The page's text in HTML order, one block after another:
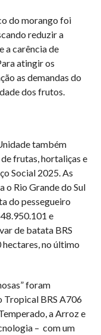
do morango foi
reduzir a
a carência de
atingir os
as demandas do
dos frutos.
também
frutas, hortaliças e
Social 2025. As
o Rio Grande do Sul
do pessegueiro
e
de batata BRS
no último
foram
Tropical BRS A706
a Arroz e
– com um